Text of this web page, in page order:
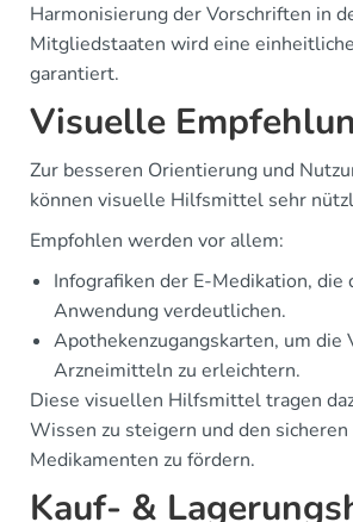
Harmonisierung der Vorschriften in
Mitgliedstaaten wird eine
garantiert.
Visuelle
Zur besseren Orientierung und
können visuelle Hilfsmittel sehr
Empfohlen werden vor allem:
Infografiken der E-Medikation, die
Anwendung verdeutlichen.
Apothekenzugangskarten, um die
Arzneimitteln zu erleichtern.
Diese visuellen Hilfsmittel tragen
Wissen zu steigern und den
Medikamenten zu fördern.
Kauf- &